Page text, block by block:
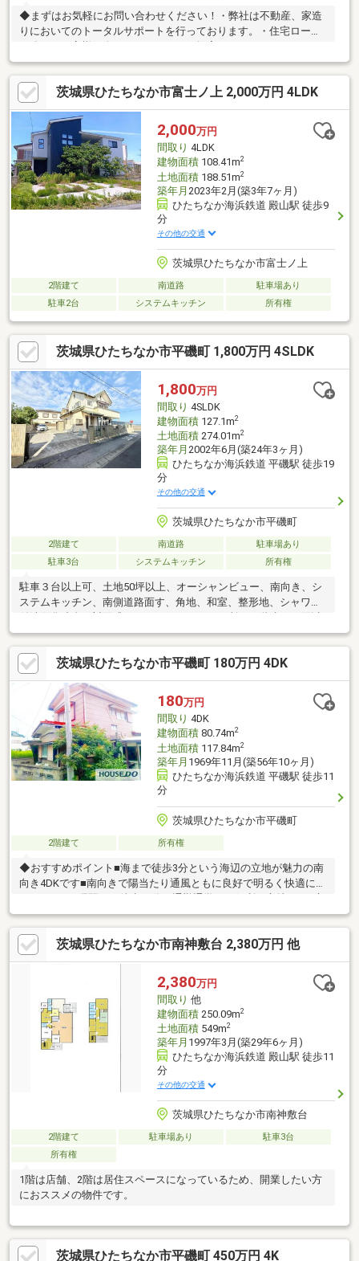
◆まずはお気軽にお問い合わせください！・弊社は不動産、家造
りにおいてのトータルサポートを行っております。・住宅ローン
す。・スタッフ一同、誠心誠意ご対応させていただきます！◆経
験知識が豊富なスタッフが在籍！迅速な対応を心掛けておりま
す。・お問合せを受けてから即日ご対応をさせていただきま
す。・その他物件情報も多数ございます！お気軽にお問い合わせ
ください。
茨城県ひたちなか市富士ノ上 2,000万円 4LDK
2,000万円
間取り 4LDK
建物面積108.41m2
土地面積188.51m2
築年月 2023年2月(築3年7ヶ月)
ひたちなか海浜鉄道 殿山駅 徒歩9
分
その他の交通
茨城県ひたちなか市富士ノ上
2階建て 南道路
駐車場あり
駐車2台
システムキッチン 所有権
茨城県ひたちなか市平磯町 1,800万円 4SLDK
1,800万円
間取り 4SLDK
建物面積127.1m2
土地面積274.01m2
築年月 2002年6月(築24年3ヶ月)
ひたちなか海浜鉄道 平磯駅 徒歩19
分
その他の交通
茨城県ひたちなか市平磯町
2階建て 南道路
駐車場あり
駐車3台
システムキッチン 所有権
駐車３台以上可、土地50坪以上、オーシャンビュー、南向き、シ
ステムキッチン、南側道路面す、角地、和室、整形地、シャワー
上バルコニー、南面バルコニー、浴室に窓、ＴＶモニタ付インタ
ーホン、通風良好、ウッドデッキ、平坦地、納戸
茨城県ひたちなか市平磯町 180万円 4DK
180万円
間取り 4DK
建物面積80.74m2
土地面積117.84m2
築年月 1969年11月(築56年10ヶ月)
ひたちなか海浜鉄道 平磯駅 徒歩11
分
茨城県ひたちなか市平磯町
2階建て 所有権
◆おすすめポイント■海まで徒歩3分という海辺の立地が魅力の南
向き4DKです■南向きで陽当たり通風ともに良好で明るく快適に暮
街地が近く日々の暮らしがしやすい環境です◆周辺環境■平磯駅
まで徒歩11分■美乃浜学園小中学校まで徒歩20分■カスミ神敷台店
まで車で7分◆ご案内海までの近さや南向きの明るさ、周辺の暮
らしやすさは現地でこそ実感いただけます。海のある暮らしのイ
メージもふくらみますので、お気軽に現地見学をお申し付けくだ
茨城県ひたちなか市南神敷台 2,380万円 他
2,380万円
間取り 他
建物面積250.09m2
土地面積549m2
築年月 1997年3月(築29年6ヶ月)
ひたちなか海浜鉄道 殿山駅 徒歩11
分
その他の交通
茨城県ひたちなか市南神敷台
2階建て 駐車場あり
駐車3台
所有権
1階は店舗、2階は居住スペースになっているため、開業したい方
におススメの物件です。
茨城県ひたちなか市平磯町 450万円 4K